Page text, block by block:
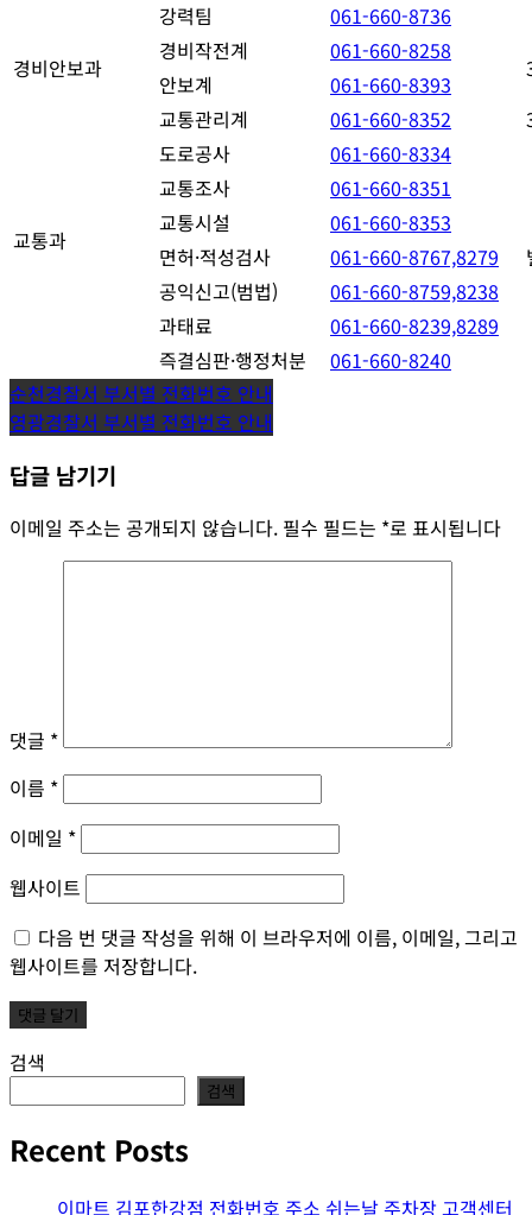
강력팀
061-660-8736
경비안보과
경비작전계 061-660-8258
안보계 061-660-8393
교통과
교통관리계 061-660-8352
도로공사
061-660-8334
교통조사
061-660-8351
교통시설
061-660-8353
면허·적성검사
061-660-8767,8279
공익신고(범법)
061-660-8759,8238
과태료
061-660-8239,8289
즉결심판·행정처분
061-660-8240
글
탐
색
순천경찰서 부서별 전화번호 안내
영광경찰서 부서별 전화번호 안내
답글 남기기
이메일 주소는 공개되지 않습니다. 필수 필드는 *로 표시됩니다
댓글 *
이름 *
이메일 *
웹사이트
다음 번 댓글 작성을 위해 이 브라우저에 이름, 이메일, 그리고
웹사이트를 저장합니다.
검색
검색
Recent Posts
이마트 김포한강점 전화번호 주소 쉬는날 주차장 고객센터